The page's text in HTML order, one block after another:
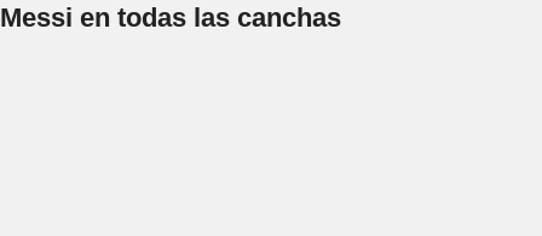
Messi en todas las canchas